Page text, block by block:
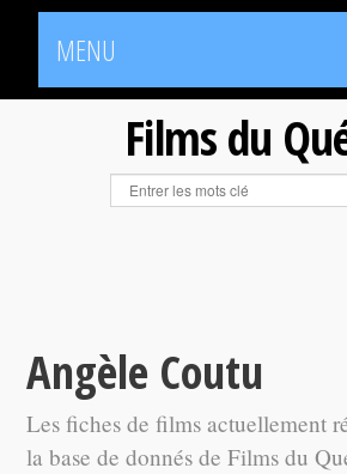
MENU
Films du
Angèle Coutu
Les fiches de films actuellement
la base de donnés de Films du